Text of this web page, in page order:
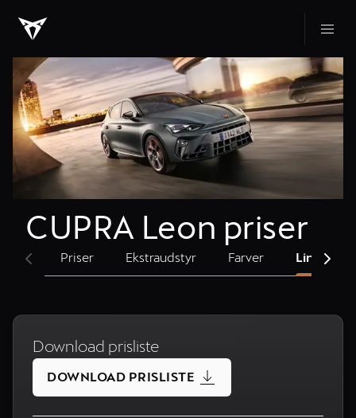
CUPRA Leon priser
Priser Ekstraudstyr Farver Links og
Download prisliste
DOWNLOAD PRISLISTE